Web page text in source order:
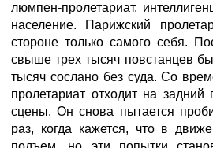
люмпен-пролетариат,
население. Парижский
стороне только самого себя.
свыше трех тысяч повстанцев
тысяч сослано без суда. Со
пролетариат отходит на
сцены. Он снова пытается
раз, когда кажется, что в